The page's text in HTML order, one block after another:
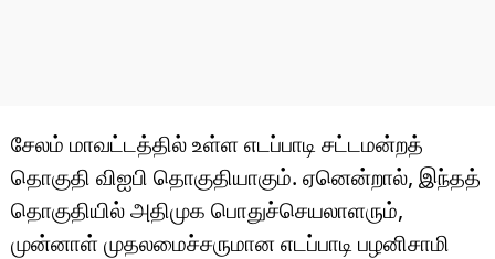
சேலம் மாவட்டத்தில் உள்ள எடப்பாடி சட்டமன்றத்
தொகுதி விஐபி தொகுதியாகும். ஏனென்றால், இந்தத்
தொகுதியில் அதிமுக பொதுச்செயலாளரும்,
முன்னாள் முதலமைச்சருமான எடப்பாடி பழனிசாமி